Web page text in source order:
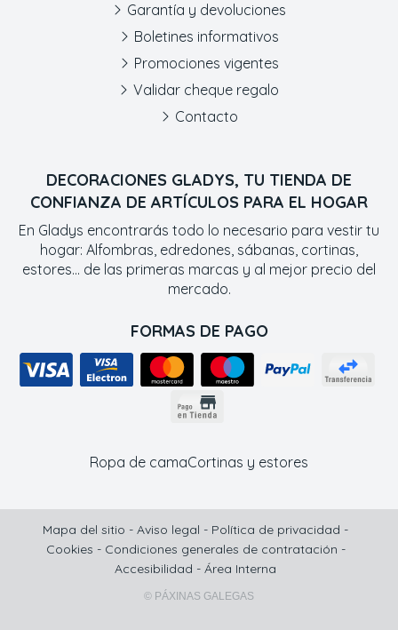
DECORACIONES GLADYS, TU TIENDA DE
CONFIANZA DE ARTÍCULOS PARA EL HOGAR
En Gladys encontrarás todo lo necesario para vestir tu
hogar: Alfombras, edredones, sábanas, cortinas,
estores... de las primeras marcas y al mejor precio del
mercado.
FORMAS DE PAGO
Garantía y devoluciones
Boletines informativos
Promociones vigentes
Validar cheque regalo
Contacto
Ropa de camaCortinas y estores
Mapa del sitio - Aviso legal - Política de privacidad -
Cookies - Condiciones generales de contratación -
Accesibilidad - Área Interna
© PÁXINAS GALEGAS